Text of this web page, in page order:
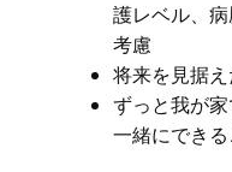
護レベル、
考慮
将来を見据
ずっと我が家
一緒にできる